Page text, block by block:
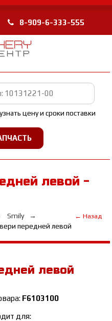
8-909-6-333-555
цену и сроки поставки
левой -
Smily
передней левой
← Назад
левой
F6103100
для: